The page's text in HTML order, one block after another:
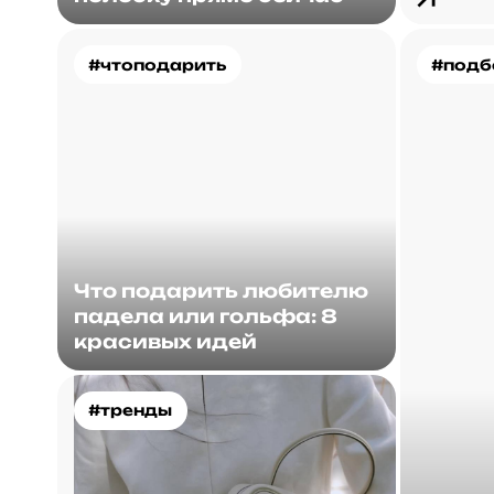
#чтоподарить
Что подарить любителю
падела или гольфа: 8
красивых идей
#тренды